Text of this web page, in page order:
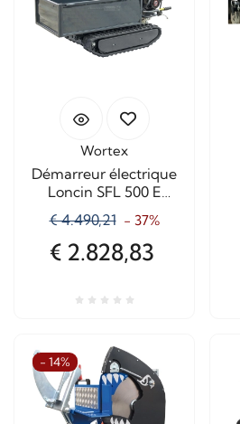
Wortex
Démarreur électrique
Loncin SFL 500 E
€ 4.490,21 - 37%
€ 2.828,83
- 14%